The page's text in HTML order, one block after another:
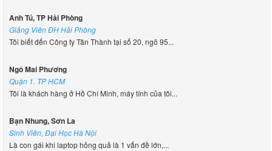
Anh Tú, TP Hải Phòng
Giảng Viên ĐH Hải Phòng
Tôi biết đến Công ty Tân Thành tại số 20, ngõ 95...
Ngô Mai Phương
Quận 1. TP HCM
Tôi là khách hàng ở Hồ Chí Minh, máy tính của tôi...
Bạn Nhung, Sơn La
Sinh Viên, Đại Học Hà Nội
Là con gái khi laptop hỏng quả là 1 vấn đề lớn,...